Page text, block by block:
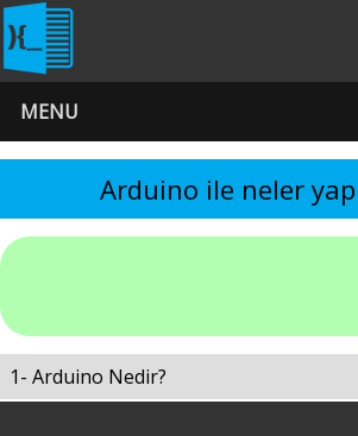
MENU
Arduino ile neler
1- Arduino Nedir?